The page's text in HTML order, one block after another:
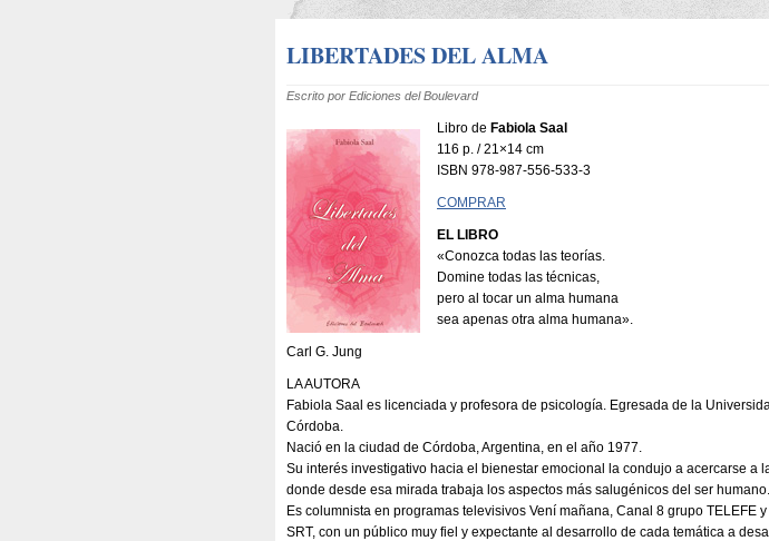
LIBERTADES DEL ALMA
Escrito por Ediciones del Boulevard
Libro de Fabiola Saal
116 p. / 21×14 cm
ISBN 978-987-556-533-3
COMPRAR
EL LIBRO
«Conozca todas las teorías.
Domine todas las técnicas,
pero al tocar un alma humana
sea apenas otra alma humana».
Carl G. Jung
LA AUTORA
Fabiola Saal es licenciada y profesora de psicología. Egresada de la
Córdoba.
Nació en la ciudad de Córdoba, Argentina, en el año 1977.
Su interés investigativo hacia el bienestar emocional la condujo a acercarse a
donde desde esa mirada trabaja los aspectos más salugénicos del ser humano.
Es columnista en programas televisivos Vení mañana, Canal 8 grupo TELEFE
SRT, con un público muy fiel y expectante al desarrollo de cada temática a